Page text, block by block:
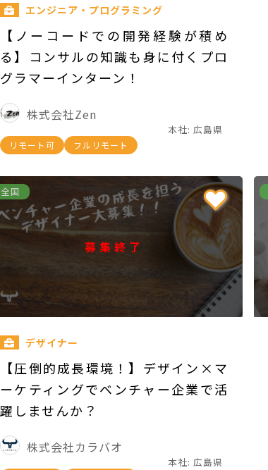
エンジニア・プログラミング
【ノーコードでの開発経験が積め
る】コンサルの知識も身に付くプロ
グラマーインターン！
株式会社Zen
本社: 広島県
リモート可 フルリモート
全国
募集終了
デザイナー
【圧倒的成長環境！】デザイン×マ
ーケティングでベンチャー企業で活
躍しませんか？
株式会社カラバオ
本社: 広島県